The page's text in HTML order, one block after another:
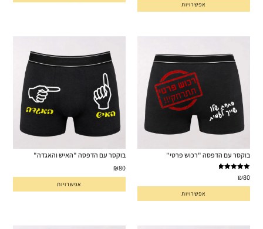
אפשרויות
בוקסר עם הדפסה "רכוש פרטי"
דורג5.00₪80
אפשרויות
בוקסר עם הדפסה "האיש והאגדה"
₪80
אפשרויות